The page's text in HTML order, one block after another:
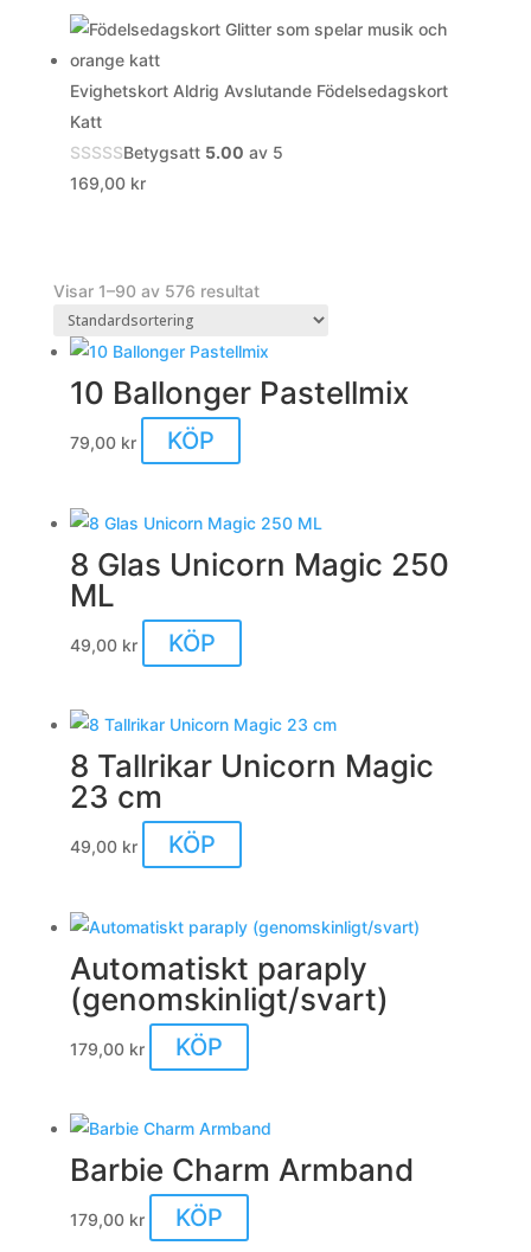
Evighetskort Aldrig Avslutande Födelsedagskort
Katt
Betygsatt 5.00 av 5
169,00 kr
Visar 1–90 av 576 resultat
10 Ballonger Pastellmix
79,00 kr KÖP
8 Glas Unicorn Magic 250
ML
49,00 kr KÖP
8 Tallrikar Unicorn Magic
23 cm
49,00 kr KÖP
Automatiskt paraply
(genomskinligt/svart)
179,00 kr KÖP
Barbie Charm Armband
179,00 kr KÖP